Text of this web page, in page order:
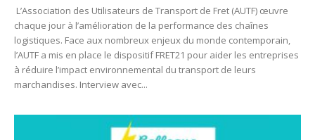
L’Association des Utilisateurs de Transport de Fret (AUTF) œuvre
chaque jour à l’amélioration de la performance des chaînes
logistiques. Face aux nombreux enjeux du monde contemporain,
l’AUTF a mis en place le dispositif FRET21 pour aider les entreprises
à réduire l’impact environnemental du transport de leurs
marchandises. Interview avec...